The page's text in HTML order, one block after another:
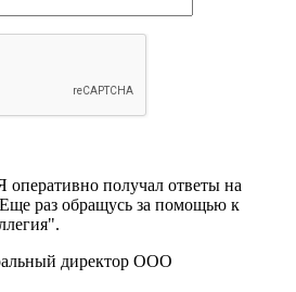
получал ответы на
раз обращусь за помощью к
директор ООО